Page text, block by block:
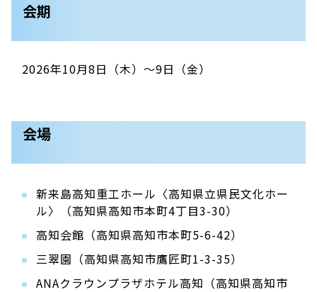
会期
2026年10月8日（木）～9日（金）
会場
新来島高知重工ホール〈高知県立県民文化ホー
ル〉（高知県高知市本町4丁目3-30）
高知会館（高知県高知市本町5-6-42）
三翠園（高知県高知市鷹匠町1-3-35）
ANAクラウンプラザホテル高知（高知県高知市